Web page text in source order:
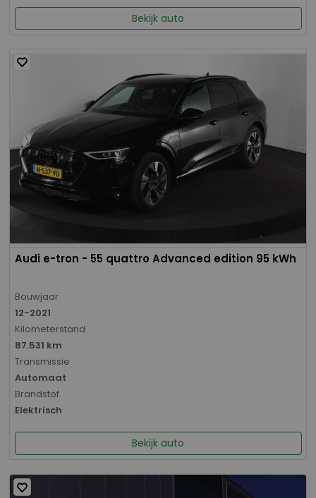
Bekijk auto
Audi e-tron - 55 quattro Advanced edition 95 kWh
Bouwjaar
12-2021
Kilometerstand
87.531 km
Transmissie
Automaat
Brandstof
Elektrisch
Bekijk auto